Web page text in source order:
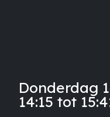
Donderdag
14:15 tot